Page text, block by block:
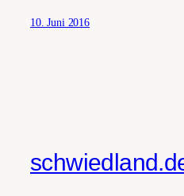
10. Juni 2016